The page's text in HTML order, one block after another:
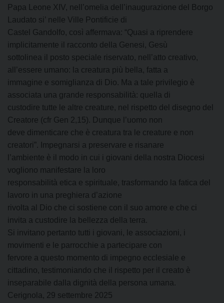
Papa Leone XIV, nell’omelia dell’inaugurazione del Borgo
Laudato si’ nelle Ville Pontificie di
Castel Gandolfo, così affermava: “Quasi a riprendere
implicitamente il racconto della Genesi, Gesù
sottolinea il posto speciale riservato, nell’atto creativo,
all’essere umano: la creatura più bella, fatta a
immagine e somiglianza di Dio. Ma a tale privilegio è
associata una grande responsabilità: quella di
custodire tutte le altre creature, nel rispetto del disegno del
Creatore (cfr Gen 2,15). Dunque l’uomo non
deve dimenticare che è creatura tra le creature e non
creatori”. Impegnarsi a preservare e risanare
l’ambiente è il modo in cui i giovani della nostra Diocesi
vogliono manifestare la loro
responsabilità etica e spirituale, trasformando la fatica del
lavoro in una preghiera d’azione
rivolta al Dio che ci sostiene con il suo amore e che ci
invita a custodire la bellezza della terra.
Si invitano pertanto tutti i giovani, le associazioni, i
movimenti e le parrocchie a partecipare con
fervore a questo momento di impegno ecclesiale e
cittadino, testimoniando che il rispetto per il creato è
inseparabile dalla dignità della persona umana.
Cerignola, 29 settembre 2025